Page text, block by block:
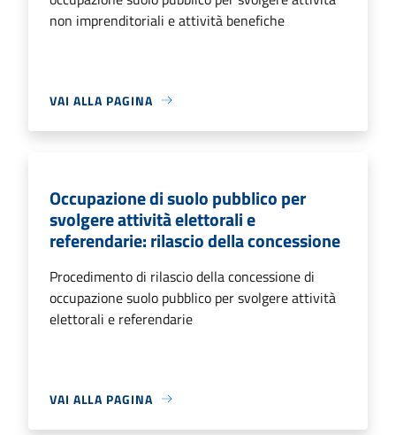
non imprenditoriali e attività benefiche
VAI ALLA PAGINA
Occupazione di suolo pubblico per
svolgere attività elettorali e
referendarie: rilascio della concessione
Procedimento di rilascio della concessione di
occupazione suolo pubblico per svolgere attività
elettorali e referendarie
VAI ALLA PAGINA